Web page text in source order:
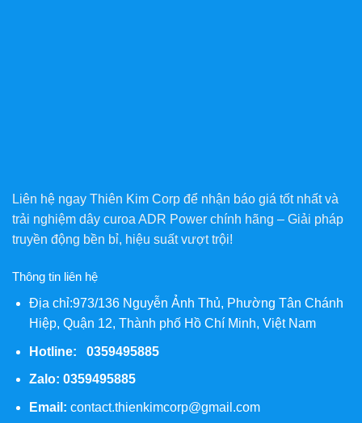
Liên hệ ngay Thiên Kim Corp để nhận báo giá tốt nhất và
trải nghiệm dây curoa ADR Power chính hãng – Giải pháp
truyền động bền bỉ, hiệu suất vượt trội!
Thông tin liên hệ
Địa chỉ:973/136 Nguyễn Ảnh Thủ, Phường Tân Chánh
Hiệp, Quận 12, Thành phố Hồ Chí Minh, Việt Nam
Hotline: 0359495885
Zalo: 0359495885
Email: contact.thienkimcorp@gmail.com